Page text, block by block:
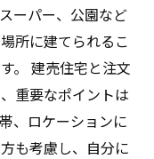
ーパー、公園など
所に建てられるこ
。 建売住宅と注文
重要なポイントは
、ロケーションに
も考慮し、自分に